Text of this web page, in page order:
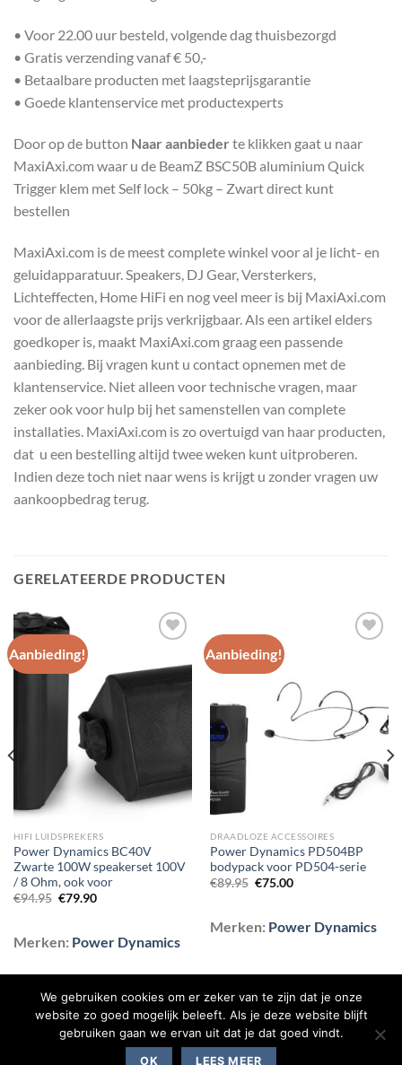
• Voor 22.00 uur besteld, volgende dag thuisbezorgd
• Gratis verzending vanaf € 50,-
• Betaalbare producten met laagsteprijsgarantie
• Goede klantenservice met productexperts
Door op de button Naar aanbieder te klikken gaat u naar
MaxiAxi.com waar u de BeamZ BSC50B aluminium Quick
Trigger klem met Self lock – 50kg – Zwart direct kunt
bestellen
MaxiAxi.com is de meest complete winkel voor al je licht- en
geluidapparatuur. Speakers, DJ Gear, Versterkers,
Lichteffecten, Home HiFi en nog veel meer is bij MaxiAxi.com
voor de allerlaagste prijs verkrijgbaar. Als een artikel elders
goedkoper is, maakt MaxiAxi.com graag een passende
aanbieding. Bij vragen kunt u contact opnemen met de
klantenservice. Niet alleen voor technische vragen, maar
zeker ook voor hulp bij het samenstellen van complete
installaties. MaxiAxi.com is zo overtuigd van haar producten,
dat u een bestelling altijd twee weken kunt uitproberen.
Indien deze toch niet naar wens is krijgt u zonder vragen uw
aankoopbedrag terug.
GERELATEERDE PRODUCTEN
Aanbieding!
Toevoegen
aan
wenslijst
HIFI LUIDSPREKERS
Power Dynamics BC40V
Zwarte 100W speakerset 100V
/ 8 Ohm, ook voor
€94.95 Oorspronkelijke
€79.90Huidige
Merken: Power Dynamics
Aanbieding!
aan
wenslijst
DRAADLOZE ACCESSOIRES
Power Dynamics PD504BP
bodypack voor PD504-serie
€89.95 Oorspronkelijke
€75.00Huidige
Merken: Power Dynamics
CONTACT OVER ONS VEELGESTELDE VRAGEN
We gebruiken cookies om er zeker van te zijn dat je onze
website zo goed mogelijk beleeft. Als je deze website blijft
gebruiken gaan we ervan uit dat je dat goed vindt.
OK LEES MEER